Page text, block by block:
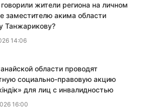
жители региона на личном
заместителю акима области
Танжарикову?
14:06
области проводят
социально-правовую акцию
для лиц с инвалидностью
16:00